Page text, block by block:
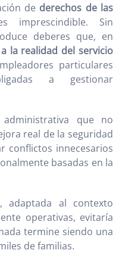
de derechos de las
imprescindible. Sin
deberes que, en
la realidad del servicio
particulares
a gestionar
que no
real de la seguridad
conflictos innecesarios
basadas en la
adaptada al contexto
operativas, evitaría
termine siendo una
de familias.